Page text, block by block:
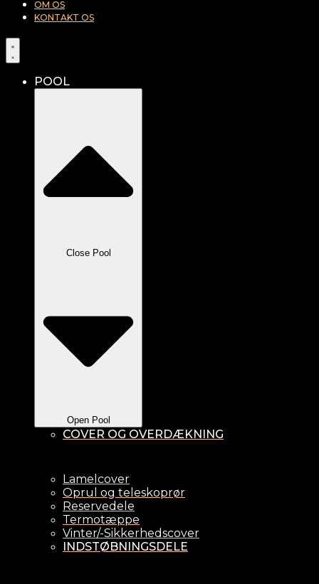
OM OS
KONTAKT OS
POOL
Close Pool
Open Pool
COVER OG OVERDÆKNING
Lamelcover
Oprul og teleskoprør
Reservedele
Termotæppe
Vinter/-Sikkerhedscover
INDSTØBNINGSDELE